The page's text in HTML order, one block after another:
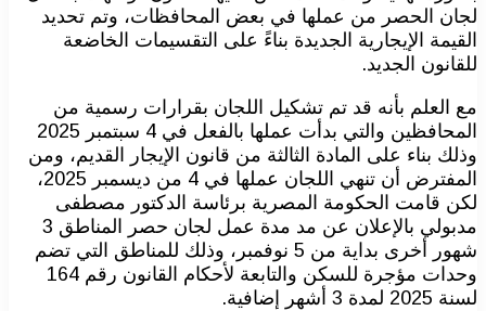
لجان الحصر من عملها في بعض المحافظات، وتم تحديد
القيمة الإيجارية الجديدة بناءً على التقسيمات الخاضعة
للقانون الجديد.
مع العلم بأنه قد تم تشكيل اللجان بقرارات رسمية من
المحافظين والتي بدأت عملها بالفعل في 4 سبتمبر 2025
وذلك بناء على المادة الثالثة من قانون الإيجار القديم، ومن
المفترض أن تنهي اللجان عملها في 4 من ديسمبر 2025،
لكن قامت الحكومة المصرية برئاسة الدكتور مصطفى
مدبولي بالإعلان عن مد مدة عمل لجان حصر المناطق 3
شهور أخرى بداية من 5 نوفمبر، وذلك للمناطق التي تضم
وحدات مؤجرة للسكن والتابعة لأحكام القانون رقم 164
لسنة 2025 لمدة 3 أشهر إضافية.